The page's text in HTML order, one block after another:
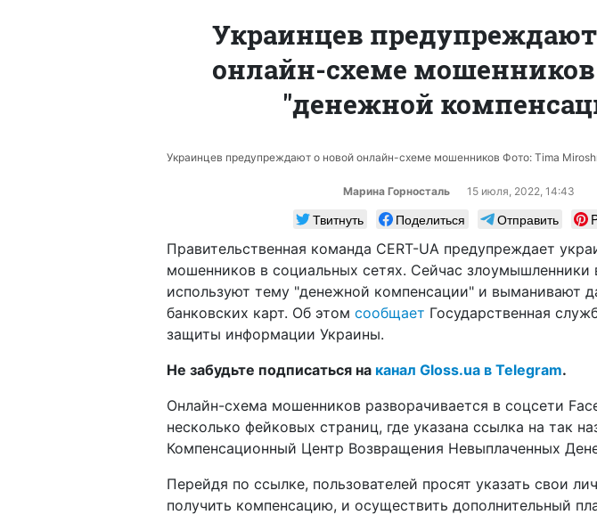
Украинцев
онлайн-схеме
"денежной
Украинцев предупреждают о новой онлайн-схеме мошенников Фото: Tima
Марина Горносталь 15 июля, 2022, 14:43
Твитнуть Поделиться Отправить
Правительственная команда CERT-UA предупреждает
мошенников в социальных сетях. Сейчас злоумышленники
используют тему "денежной компенсации" и выманивают
банковских карт. Об этом сообщает Государственная
защиты информации Украины.
Не забудьте подписаться на канал Gloss.ua в Telegram.
Онлайн-схема мошенников разворачивается в соцсети
несколько фейковых страниц, где указана ссылка на так
Компенсационный Центр Возвращения Невыплаченных
Перейдя по ссылке, пользователей просят указать свои
получить компенсацию, и осуществить дополнительный